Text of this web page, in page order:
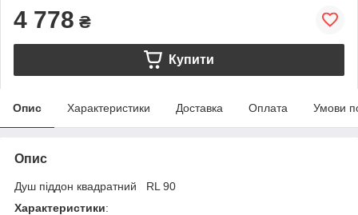
4 778 ₴
Купити
Опис Характеристики Доставка Оплата Умови
Опис
Душ піддон квадратний RL 90
Характеристики: